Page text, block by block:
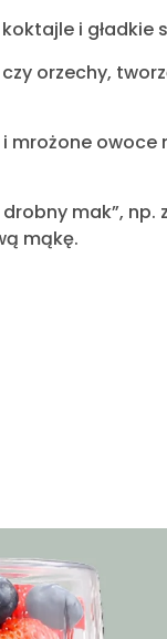
i gładkie
czy orzechy,
mrożone owoce
drobny mak”,
mąkę.